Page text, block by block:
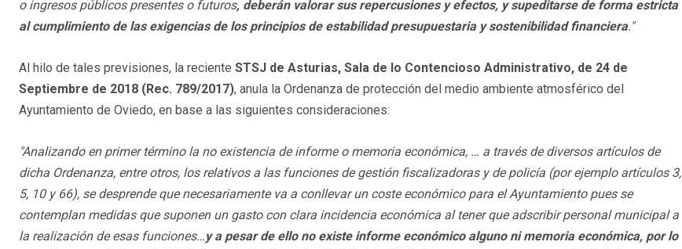
o ingresos públicos presentes o futuros, deberán valorar sus repercusiones y efectos, y supeditarse de forma estricta
al cumplimiento de las exigencias de los principios de estabilidad presupuestaria y sostenibilidad financiera."
Al hilo de tales previsiones, la reciente STSJ de Asturias, Sala de lo Contencioso Administrativo, de 24 de
Septiembre de 2018 (Rec. 789/2017), anula la Ordenanza de protección del medio ambiente atmosférico del
Ayuntamiento de Oviedo, en base a las siguientes consideraciones:
"Analizando en primer término la no existencia de informe o memoria económica, … a través de diversos artículos de
dicha Ordenanza, entre otros, los relativos a las funciones de gestión fiscalizadoras y de policía (por ejemplo artículos 3,
5, 10 y 66), se desprende que necesariamente va a conllevar un coste económico para el Ayuntamiento pues se
contemplan medidas que suponen un gasto con clara incidencia económica al tener que adscribir personal municipal a
la realización de esas funciones…y a pesar de ello no existe informe económico alguno ni memoria económica, por lo